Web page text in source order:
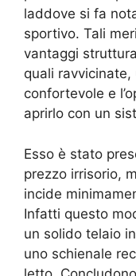
laddove si fa
sportivo. Tali
vantaggi
quali
confortevole e
aprirlo con un
Esso è stato
prezzo irrisorio,
incide
Infatti questo
un solido telaio
uno schienale